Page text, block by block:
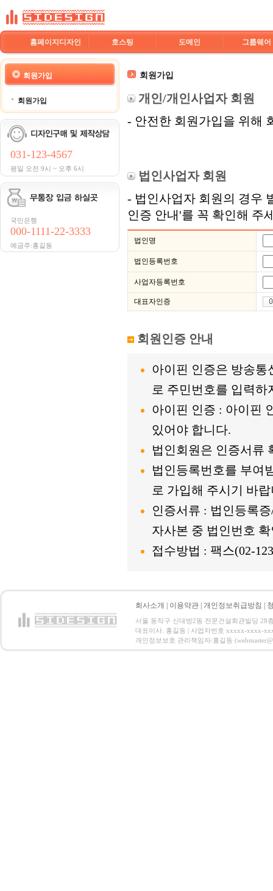
홈페이지디자인 호스팅 도메인 그룹웨어
회원가입
회원가입
031-123-4567
평일 오전 9시 ~ 오후 6시
국민은행
000-1111-22-3333
예금주:홍길동
회원가입
개인/개인사업자 회원
- 안전한 회원가입을 위해
법인사업자 회원
- 법인사업자 회원의 경우
인증 안내'를 꼭 확인해 주
법인명
법인등록번호
사업자등록번호
대표자인증
회원인증 안내
아이핀 인증은 방송통
로 주민번호를 입력
아이핀 인증 : 아이핀
있어야 합니다.
법인회원은 인증서류
법인등록번호를 부여
로 가입해 주시기 바
인증서류 : 법인등록
자사본 중 법인번호
접수방법 : 팩스(02-
회사소개 이용약관 개인정보취급방침
서울 동작구 신대방2동 전문건설회관빌딩 28
대표이사: 홍길동 | 사업자번호 xxxxx-xxxx-
개인정보보호 관리책임자:홍길동